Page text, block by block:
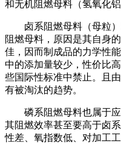
和无机阻燃母料（氢氧化
卤系阻燃母料（母粒）
阻燃母料，原因是其自身
佳，因而制成品的力学性
中的添加量较少，性价比
些国际性标准中禁止。且
有被淘汰的趋势。
磷系阻燃母料也属于应
其阻燃效率甚至要高于卤
性差、氧指数低、对加工